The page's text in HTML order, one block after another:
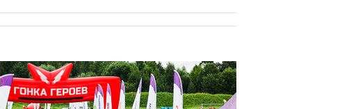
протаранил погранпункт при
вчера, 22:28Бессент
анонсировал скорое
соглашение о прекращении
огня США и Ирана